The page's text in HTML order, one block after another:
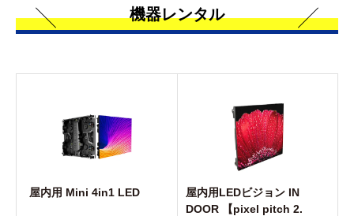
機器レンタル
屋内用 Mini 4in1 LED
屋内用LEDビジョン IN
DOOR 【pixel pitch 2.